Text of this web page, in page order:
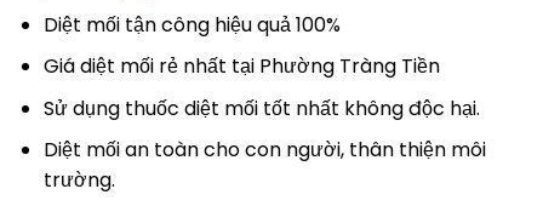
Diệt mối tận công hiệu quả 100%
Giá diệt mối rẻ nhất tại Phường Tràng Tiền
Sử dụng thuốc diệt mối tốt nhất không độc hại.
Diệt mối an toàn cho con người, thân thiện môi
trường.